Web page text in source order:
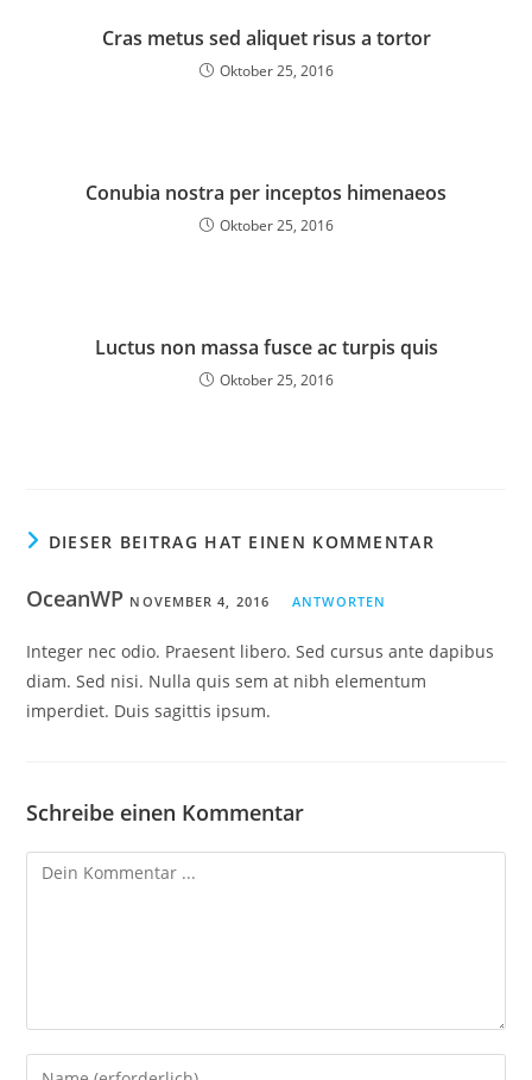
Cras metus sed aliquet risus a tortor
Oktober 25, 2016
Conubia nostra per inceptos himenaeos
Oktober 25, 2016
Luctus non massa fusce ac turpis quis
Oktober 25, 2016
DIESER BEITRAG HAT EINEN KOMMENTAR
OceanWP NOVEMBER 4, 2016 ANTWORTEN
Integer nec odio. Praesent libero. Sed cursus ante dapibus
diam. Sed nisi. Nulla quis sem at nibh elementum
imperdiet. Duis sagittis ipsum.
Schreibe einen Kommentar
Kommentieren
Gib